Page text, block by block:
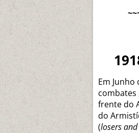
Em Junho
combates
frente do
do
(losers